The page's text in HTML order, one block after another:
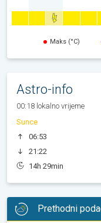
Maks (°C)
Astro-info
00:18 lokalno vrijeme
Sunce
06:53
21:22
14h 29min
Prethodni